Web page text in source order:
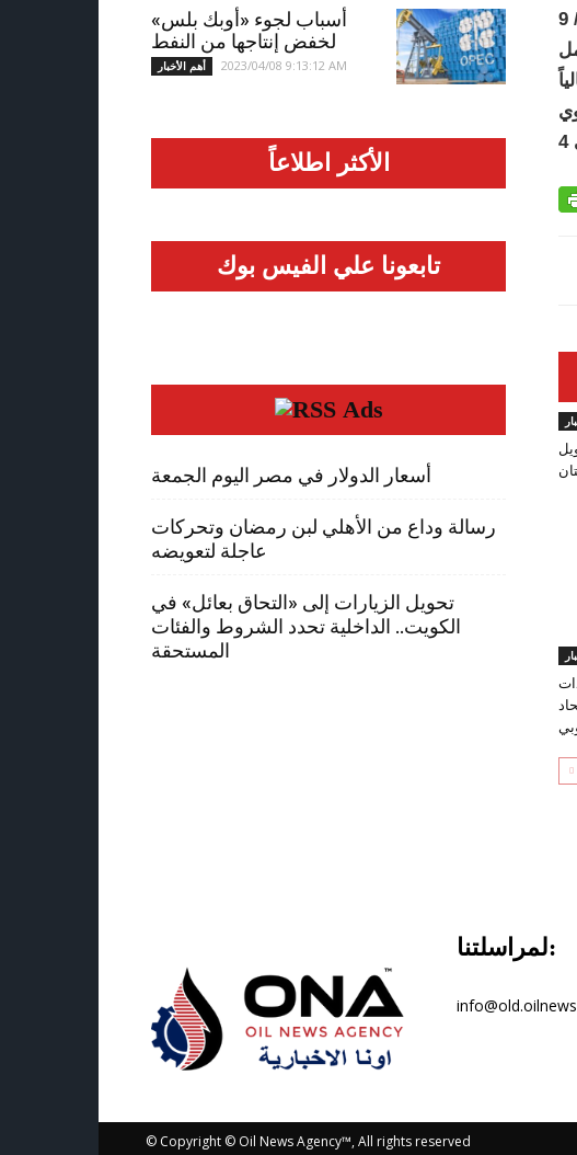
أسباب لجوء «أوبك بلس»
لخفض إنتاجها من النفط
أهم الأخبار 2023/04/08 9:13:12 AM
الأكثر اطلاعاً
تابعونا علي الفيس بوك
Ads
أسعار الدولار في مصر اليوم الجمعة
رسالة وداع من الأهلي لبن رمضان وتحركات
عاجلة لتعويضه
تحويل الزيارات إلى «التحاق بعائل» في
الكويت.. الداخلية تحدد الشروط والفئات
المستحقة
لمراسلتنا:
© Copyright © Oil News Agency™, All rights reserved